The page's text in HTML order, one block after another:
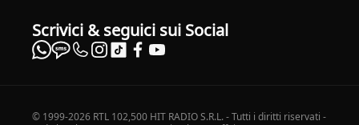
Scrivici & seguici sui Social
© 1999-2026 RTL 102,500 HIT RADIO S.R.L. - Tutti i diritti riservati -